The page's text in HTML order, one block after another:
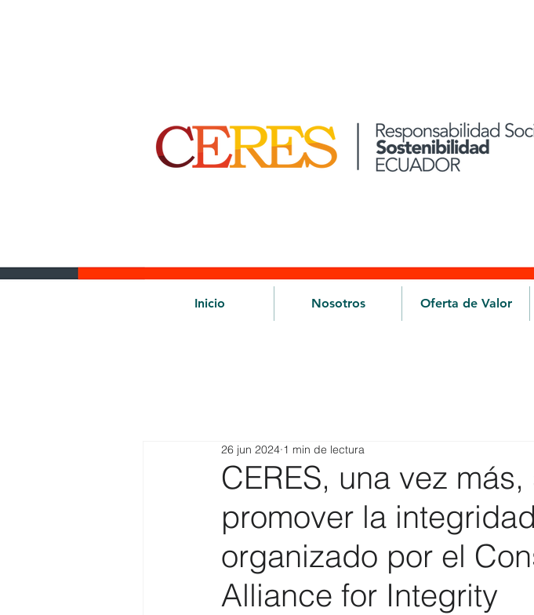
Inicio Nosotros Oferta de Valor
CERES, una vez
promover la
organizado por el
Alliance for Integrity
26 jun 2024 1 min de lectura